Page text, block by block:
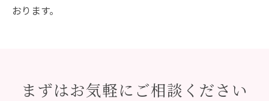
おります。
まずはお気軽にご相談ください